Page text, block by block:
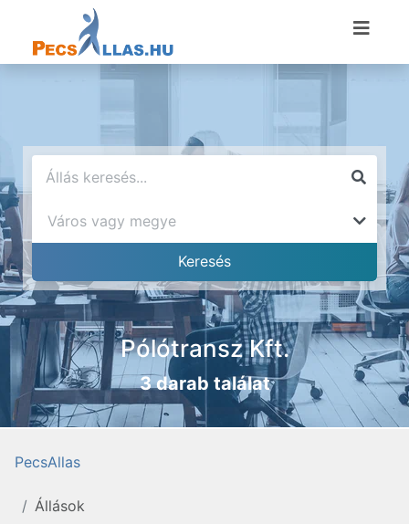
Pólótransz Kft.
3 darab találat
PecsAllas
Állások